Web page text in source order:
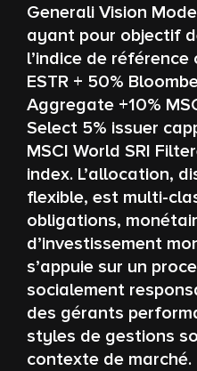
Generali Vision
ayant pour objectif
l’indice de
ESTR + 50%
Aggregate +10%
Select 5% issuer
MSCI World SRI
index. L’allocation,
flexible, est multi-
obligations,
d’investissement
s’appuie sur un
socialement
des gérants
styles de gestions
contexte de marché.